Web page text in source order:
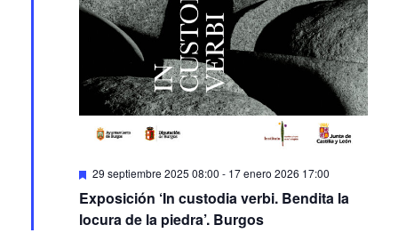
Featured
29 septiembre 2025 08:00 - 17 enero 2026 17:00
Exposición ‘In custodia verbi. Bendita la
locura de la piedra’. Burgos